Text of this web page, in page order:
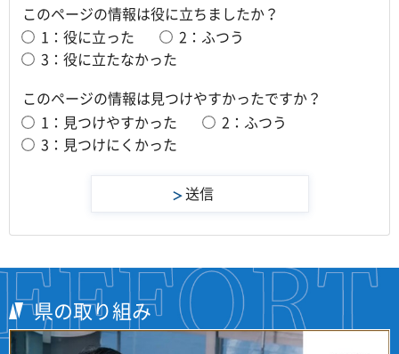
このページの情報は役に立ちましたか？
1：役に立った
2：ふつう
3：役に立たなかった
このページの情報は見つけやすかったですか？
1：見つけやすかった
2：ふつう
3：見つけにくかった
県の取り組み